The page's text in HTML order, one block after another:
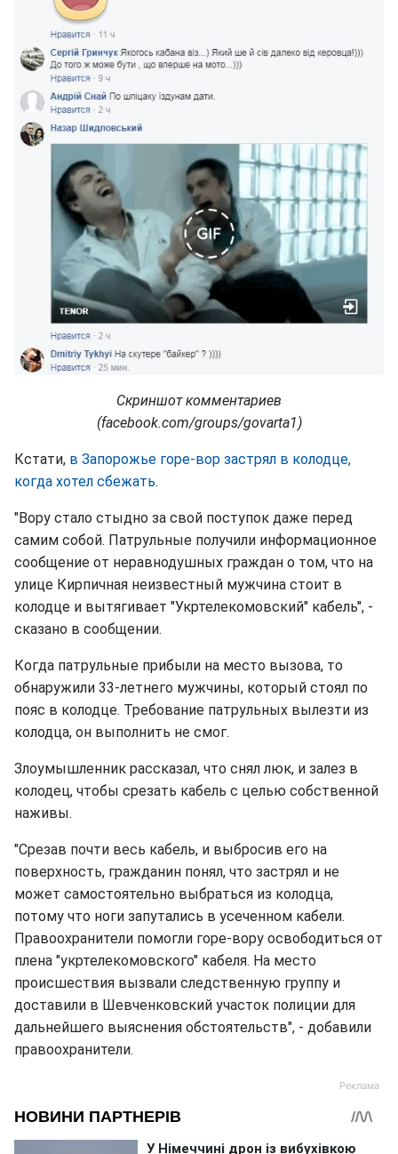
Скриншот комментариев
(facebook.com/groups/govarta1)
Кстати, в Запорожье горе-вор застрял в колодце,
когда хотел сбежать.
"Вору стало стыдно за свой поступок даже перед
самим собой. Патрульные получили информационное
сообщение от неравнодушных граждан о том, что на
улице Кирпичная неизвестный мужчина стоит в
колодце и вытягивает "Укртелекомовский" кабель", -
сказано в сообщении.
Когда патрульные прибыли на место вызова, то
обнаружили 33-летнего мужчины, который стоял по
пояс в колодце. Требование патрульных вылезти из
колодца, он выполнить не смог.
Злоумышленник рассказал, что снял люк, и залез в
колодец, чтобы срезать кабель с целью собственной
наживы.
"Срезав почти весь кабель, и выбросив его на
поверхность, гражданин понял, что застрял и не
может самостоятельно выбраться из колодца,
потому что ноги запутались в усеченном кабели.
Правоохранители помогли горе-вору освободиться от
плена "укртелекомовского" кабеля. На место
происшествия вызвали следственную группу и
доставили в Шевченковский участок полиции для
дальнейшего выяснения обстоятельств", - добавили
правоохранители.